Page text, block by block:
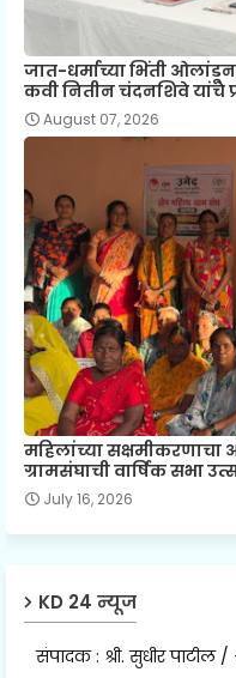
जात-धर्माच्या भिंती
कवी नितीन चंदनशिवे यांचे
August 07, 2026
महिलांच्या
ग्रामसंघाची वार्षिक सभा
July 16, 2026
KD 24 न्यूज
संपादक : श्री. सुधीर पाटील